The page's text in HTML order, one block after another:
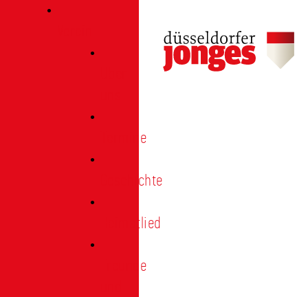
Termine
Geschichte
Heimatlied
Freunde